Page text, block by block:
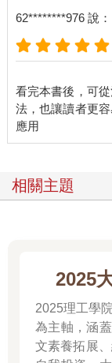
62********976 說：
看完本書後，可
法，也讓讀者更
相關主題
2025
2025理工學
為主軸，涵
文素養拓展